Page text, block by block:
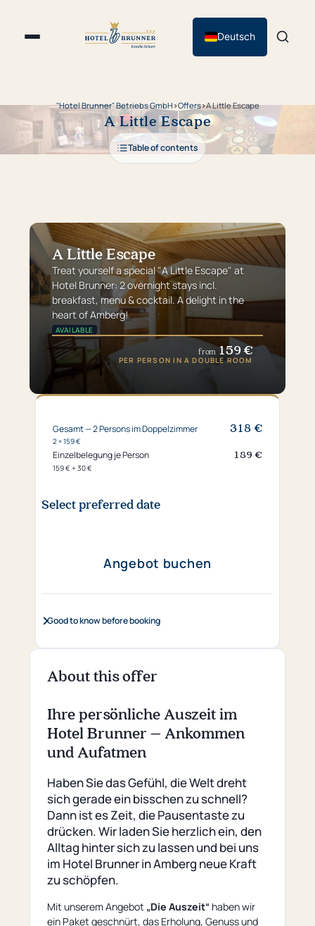
Deutsch
"Hotel Brunner" Betriebs GmbH ›Offers›A Little Escape
A Little Escape
Table of contents
A Little Escape
Treat yourself a special "A Little Escape" at
Hotel Brunner: 2 overnight stays incl.
breakfast, menu & cocktail. A delight in the
heart of Amberg!
AVAILABLE
from 159 €
PER PERSON IN A DOUBLE ROOM
Gesamt — 2 Persons im Doppelzimmer
2 × 159 €
318 €
Einzelbelegung je Person
159 € + 30 €
189 €
Select preferred date
Angebot buchen
Good to know before booking
About this offer
Ihre persönliche Auszeit im
Hotel Brunner – Ankommen
und Aufatmen
Haben Sie das Gefühl, die Welt dreht
sich gerade ein bisschen zu schnell?
Dann ist es Zeit, die Pausentaste zu
drücken. Wir laden Sie herzlich ein, den
Alltag hinter sich zu lassen und bei uns
im Hotel Brunner in Amberg neue Kraft
zu schöpfen.
Mit unserem Angebot „Die Auszeit“ haben wir
ein Paket geschnürt, das Erholung, Genuss und